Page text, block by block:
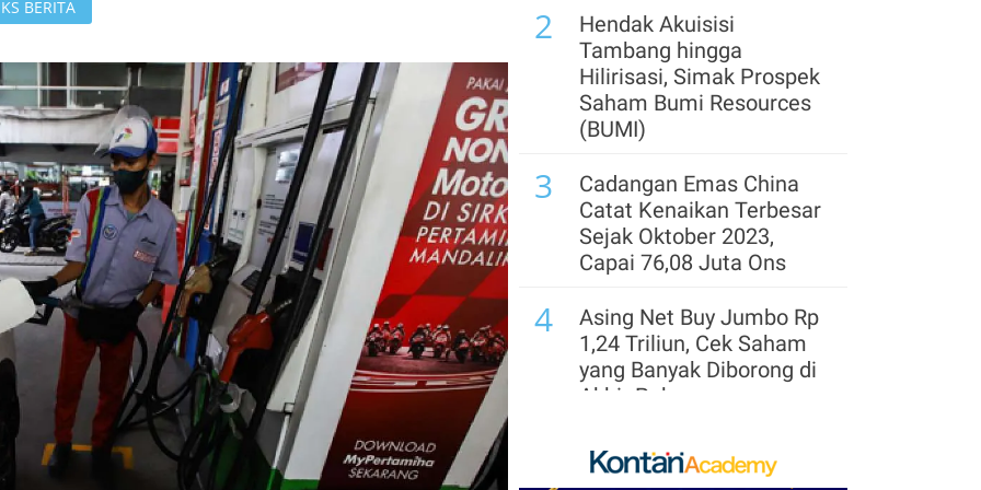
BERITA 2
Hendak Akuisisi
Tambang hingga
Hilirisasi, Simak Prospek
Saham Bumi Resources
(BUMI)
3
Cadangan Emas China
Catat Kenaikan Terbesar
Sejak Oktober 2023,
Capai 76,08 Juta Ons
4
Asing Net Buy Jumbo Rp
1,24 Triliun, Cek Saham
yang Banyak Diborong di
Akhir Pekan
Harga Emas Rebound ke
US$ 4.300, Analis